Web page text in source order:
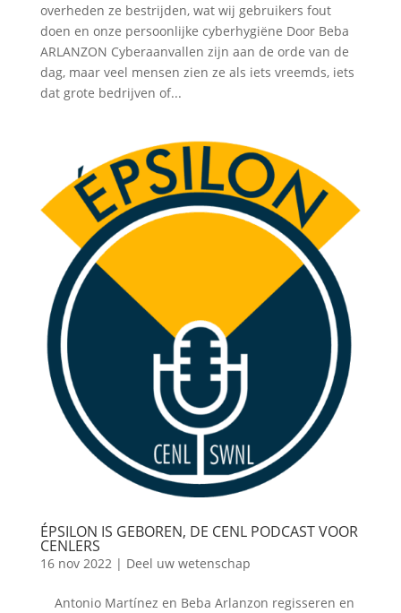
overheden ze bestrijden, wat wij gebruikers fout
doen en onze persoonlijke cyberhygiëne Door Beba
ARLANZON Cyberaanvallen zijn aan de orde van de
dag, maar veel mensen zien ze als iets vreemds, iets
dat grote bedrijven of...
ÉPSILON IS GEBOREN, DE CENL PODCAST VOOR
CENLERS
16 nov 2022 | Deel uw wetenschap
Antonio Martínez en Beba Arlanzon regisseren en